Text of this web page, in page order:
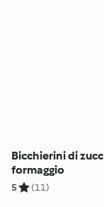
Bicchierini di
formaggio
5 (11)